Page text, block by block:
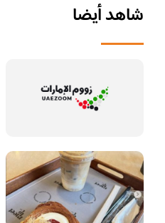
شاهد أيضا